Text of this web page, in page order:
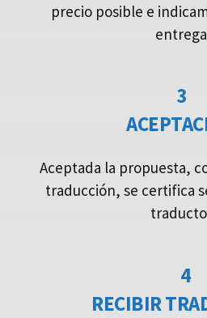
precio posible e
entrega
3
Aceptada la propuesta,
traducción, se certifica
4
RECIBIR